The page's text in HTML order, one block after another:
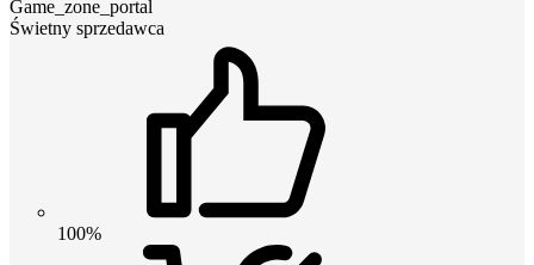
Game_zone_portal
Świetny sprzedawca
100%